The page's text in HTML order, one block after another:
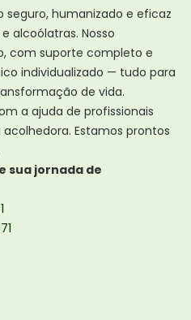
humanizado e eficaz
alcoólatras. Nosso
com suporte completo e
individualizado — tudo para
de vida.
a ajuda de profissionais
Estamos prontos
sua jornada de